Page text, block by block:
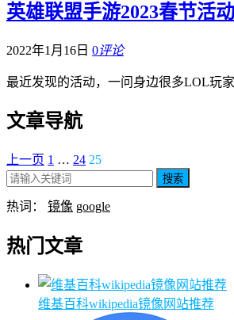
英雄联盟手游2023春节活
2022年1月16日 0评论
最近发现的活动，一问身边很多LOL玩
文章导航
上一页 1 … 24 25
搜索
热词： 镜像 google
热门文章
维基百科wikipedia镜像网站推荐